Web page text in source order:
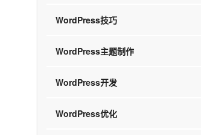
WordPress技巧
WordPress主题制作
WordPress开发
WordPress优化